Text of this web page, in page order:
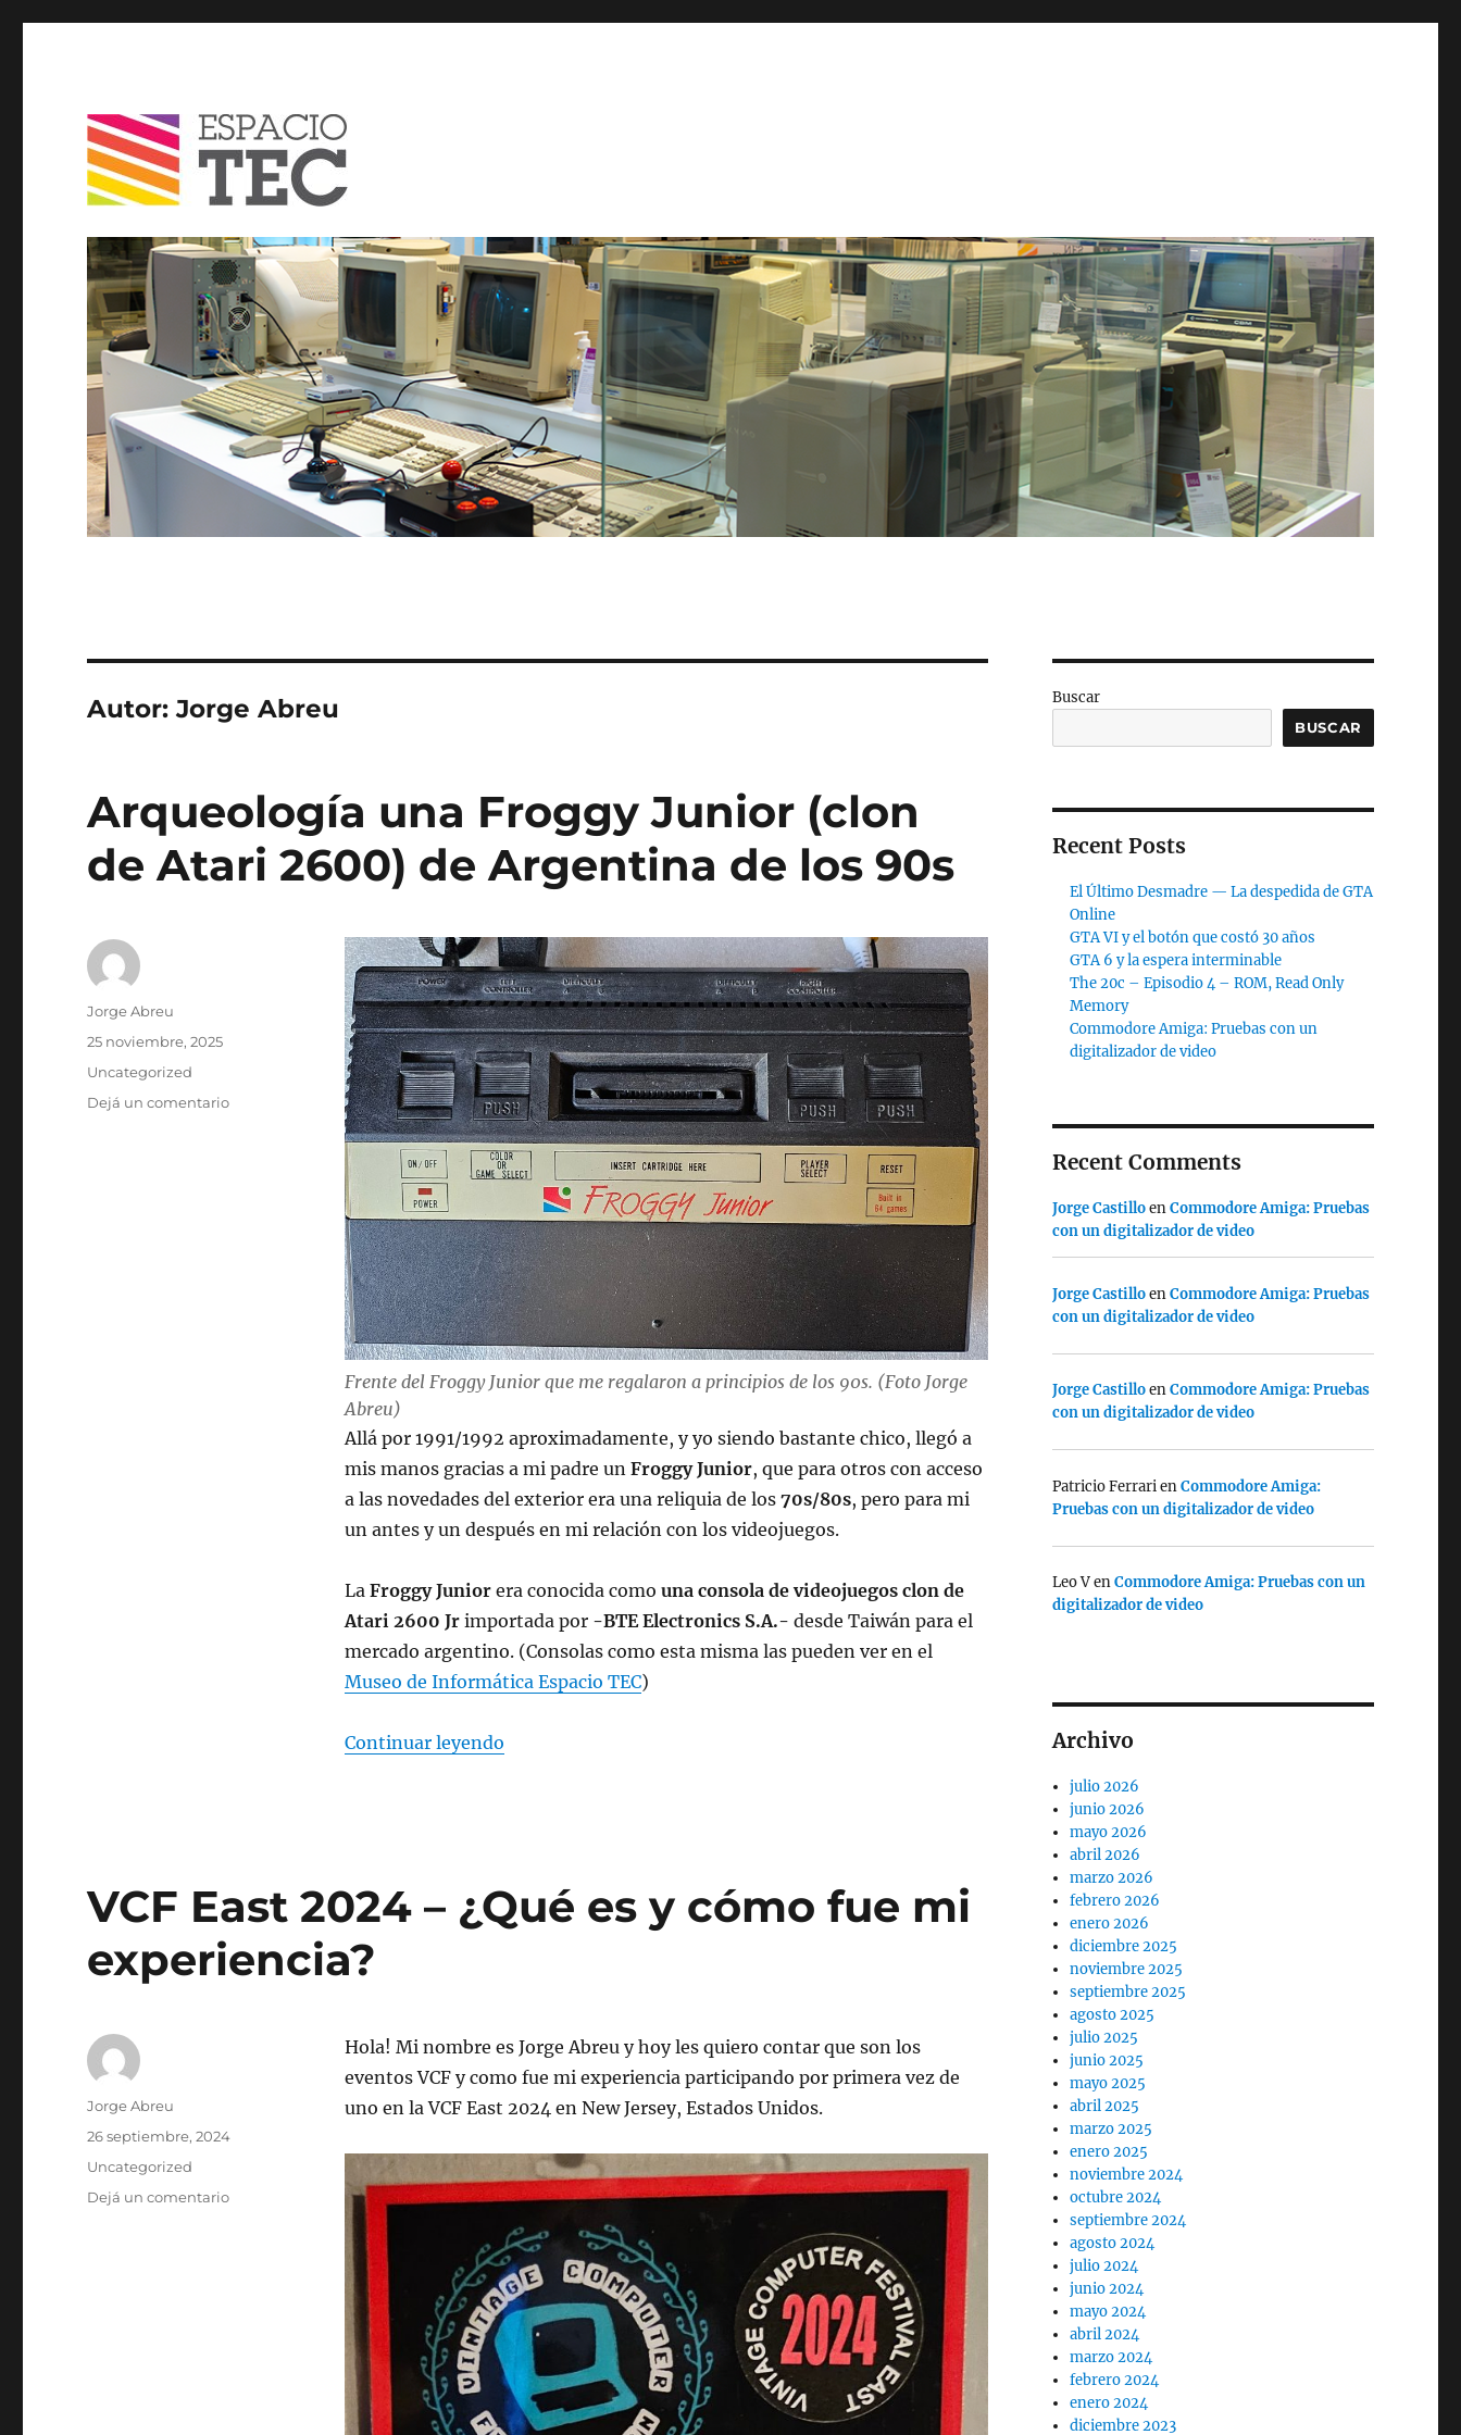
Blog
Autor:Jorge Abreu
Arqueología una Froggy Junior (clon
de Atari 2600) de Argentina de los 90s
Frente del Froggy Junior que me regalaron a principios de los 90s. (Foto Jorge
Abreu)
Allá por 1991/1992 aproximadamente, y yo siendo bastante chico, llegó a
mis manos gracias a mi padre unFroggy Junior, que para otros con acceso
a las novedades del exterior era una reliquia de los70s/80s, pero para mi
un antes y un después en mi relación con los videojuegos.
LaFroggy Juniorera conocida como una consola de videojuegos clon de
Atari 2600 Jrimportada por -BTE Electronics S.A.- desde Taiwán para el
mercado argentino. (Consolas como esta misma las pueden ver en el
Museo de Informática Espacio TEC)
Continuar leyendo“Arqueología una Froggy Junior (clon de Atari 2600) de Argentina de los 90s”
Autor
Jorge Abreu
Publicado
25 noviembre, 2025
Categorías
Uncategorized
Dejá un comentarioen
VCF East 2024 – ¿Qué es y cómo fue mi
experiencia?
Hola! Mi nombre es Jorge Abreu y hoy les quiero contar que son los
eventos VCF y como fue mi experiencia participando por primera vez de
uno en la VCF East 2024 en New Jersey, Estados Unidos.
Autor
Jorge Abreu
Publicado
26 septiembre, 2024
Categorías
Uncategorized
Dejá un comentarioen
Buscar
BUSCAR
Recent Posts
El Último Desmadre — La despedida de GTA
Online
GTA VI y el botón que costó 30 años
GTA 6 y la espera interminable
The 20c – Episodio 4 – ROM, Read Only
Memory
Commodore Amiga: Pruebas con un
digitalizador de video
Recent Comments
Jorge CastilloenCommodore Amiga: Pruebas
con un digitalizador de video
Jorge CastilloenCommodore Amiga: Pruebas
con un digitalizador de video
Jorge CastilloenCommodore Amiga: Pruebas
con un digitalizador de video
Patricio FerrarienCommodore Amiga:
Pruebas con un digitalizador de video
Leo VenCommodore Amiga: Pruebas con un
digitalizador de video
Archivo
julio 2026
junio 2026
mayo 2026
abril 2026
marzo 2026
febrero 2026
enero 2026
diciembre 2025
noviembre 2025
septiembre 2025
agosto 2025
julio 2025
junio 2025
mayo 2025
abril 2025
marzo 2025
enero 2025
noviembre 2024
octubre 2024
septiembre 2024
agosto 2024
julio 2024
junio 2024
mayo 2024
abril 2024
marzo 2024
febrero 2024
enero 2024
diciembre 2023